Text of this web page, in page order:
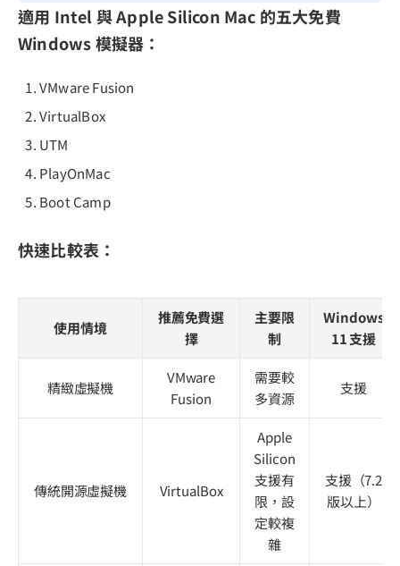
適用 Intel 與 Apple Silicon Mac 的五大免費
Windows 模擬器：
VMware Fusion
VirtualBox
UTM
PlayOnMac
Boot Camp
快速比較表：
使用情境
推薦免費選
擇
主要限
制
Windows
11 支援
精緻虛擬機
VMware
Fusion
需要較
多資源
支援
傳統開源虛擬機 VirtualBox
Apple
Silicon
支援有
限，設
定較複
雜
支援（7.2
版以上）